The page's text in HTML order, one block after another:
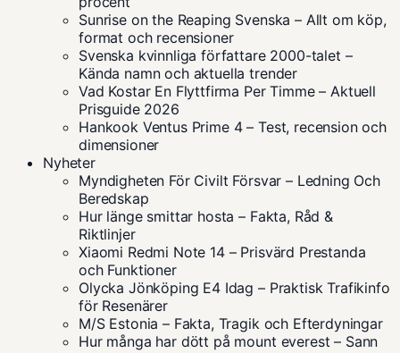
Sunrise on the Reaping Svenska – Allt om köp,
format och recensioner
Svenska kvinnliga författare 2000-talet –
Kända namn och aktuella trender
Vad Kostar En Flyttfirma Per Timme – Aktuell
Prisguide 2026
Hankook Ventus Prime 4 – Test, recension och
dimensioner
Nyheter
Myndigheten För Civilt Försvar – Ledning Och
Beredskap
Hur länge smittar hosta – Fakta, Råd &
Riktlinjer
Xiaomi Redmi Note 14 – Prisvärd Prestanda
och Funktioner
Olycka Jönköping E4 Idag – Praktisk Trafikinfo
för Resenärer
M/S Estonia – Fakta, Tragik och Efterdyningar
Hur många har dött på mount everest – Sann